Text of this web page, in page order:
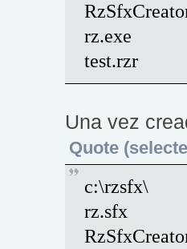
rz.exe
test.rzr
Una vez
Quote
c:\rzsfx\
rz.sfx